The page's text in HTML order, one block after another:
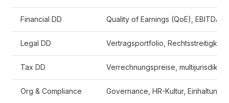
Financial DD Quality of Earnings (QoE), EBITDA-
Legal DD Vertragsportfolio,
Tax DD Verrechnungspreise,
Org & Compliance Governance, HR-Kultur, Einhaltung